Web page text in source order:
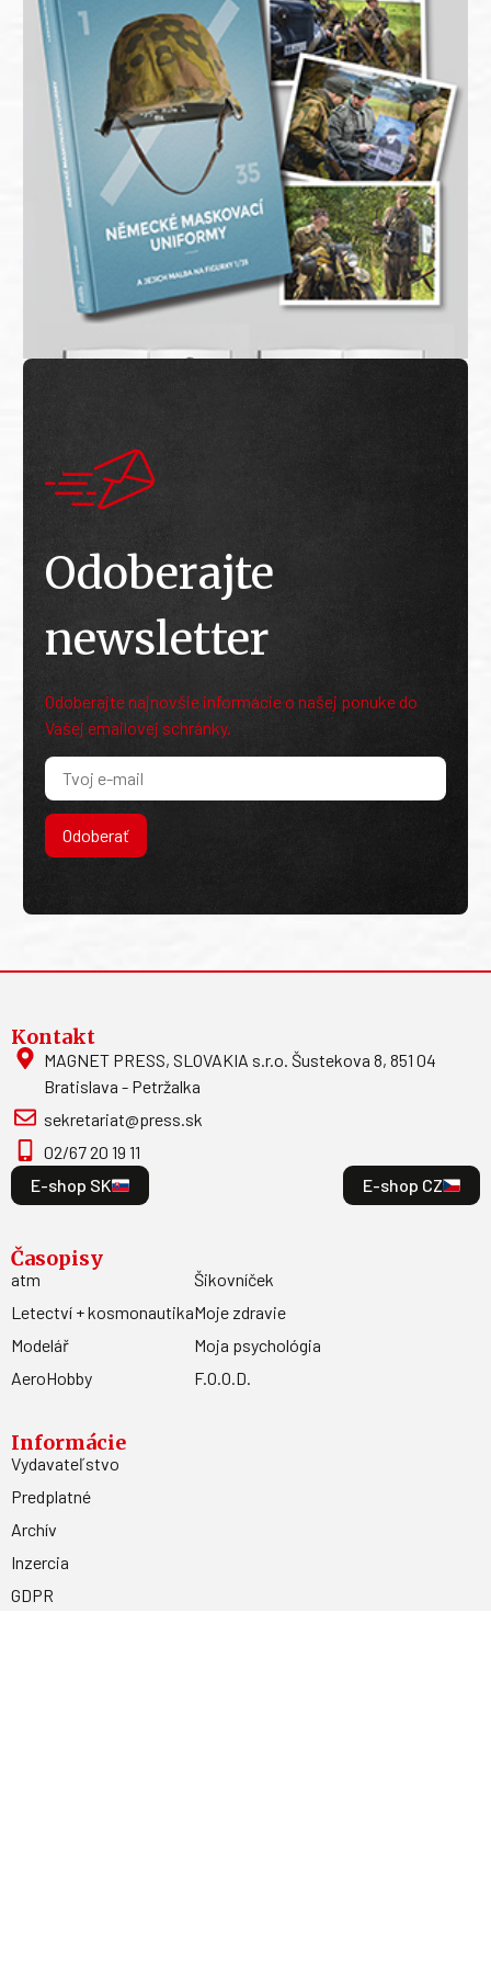
Odoberajte
newsletter
Odoberajte najnovšie informácie o našej ponuke do
Vašej emailovej schránky.
Odoberať
Kontakt
MAGNET PRESS, SLOVAKIA s.r.o. Šustekova 8, 851 04
Bratislava - Petržalka
sekretariat@press.sk
02/67 20 19 11
E-shop SK
E-shop CZ
Časopisy
atm
Letectví + kosmonautika
Modelář
AeroHobby
Šikovníček
Moje zdravie
Moja psychológia
F.O.O.D.
Informácie
Vydavateľstvo
Predplatné
Archív
Inzercia
GDPR